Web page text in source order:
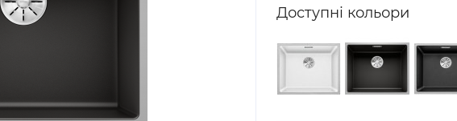
Доступні кольори